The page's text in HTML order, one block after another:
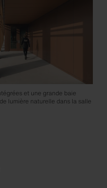
et une grande baie
lumière naturelle dans la salle